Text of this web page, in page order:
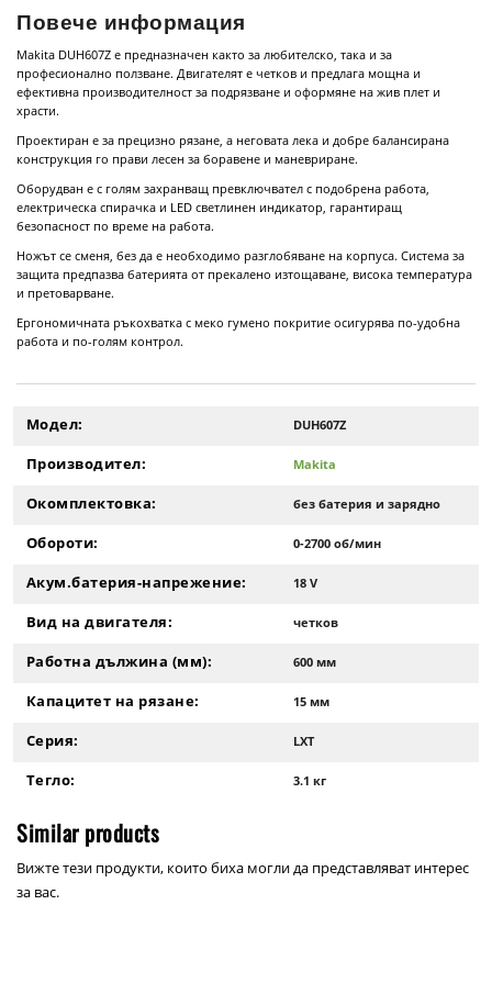
Повече информация
Makita DUH607Z е предназначен както за любителско, така и за
професионално ползване. Двигателят е четков и предлага мощна и
ефективна производителност за подрязване и оформяне на жив плет и
храсти.
Проектиран е за прецизно рязане, а неговата лека и добре балансирана
конструкция го прави лесен за боравене и маневриране.
Оборудван е с голям захранващ превключвател с подобрена работа,
електрическа спирачка и LED светлинен индикатор, гарантиращ
безопасност по време на работа.
Ножът се сменя, без да е необходимо разглобяване на корпуса. Система за
защита предпазва батерията от прекалено изтощаване, висока температура
и претоварване.
Ергономичната ръкохватка с меко гумено покритие осигурява по-удобна
работа и по-голям контрол.
Модел: DUH607Z
Производител: Makita
Окомплектовка: без батерия и зарядно
Обороти: 0-2700 об/мин
Акум.батерия-напрежение: 18 V
Вид на двигателя: четков
Работна дължина (мм): 600 мм
Капацитет на рязане: 15 мм
Серия: LXT
Тегло: 3.1 кг
Similar products
Вижте тези продукти, които биха могли да представляват интерес
за вас.